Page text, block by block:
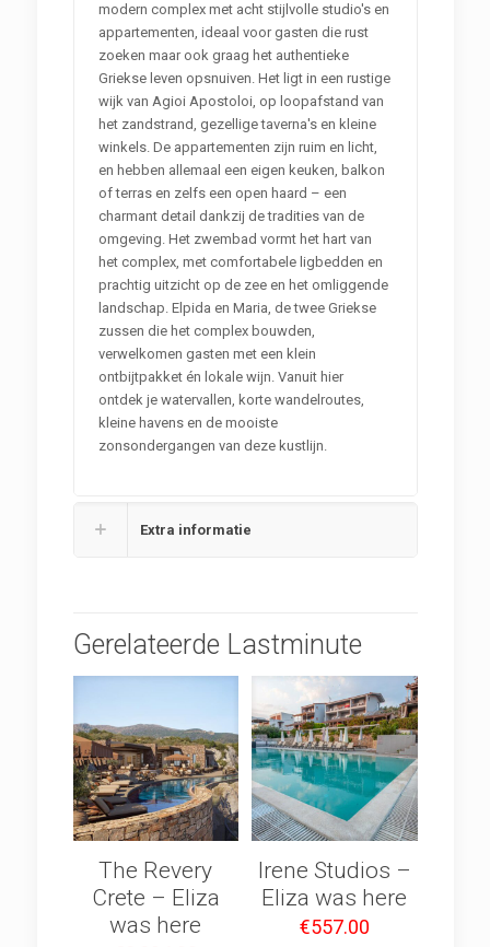
modern complex met acht stijlvolle studio's en
appartementen, ideaal voor gasten die rust
zoeken maar ook graag het authentieke
Griekse leven opsnuiven. Het ligt in een rustige
wijk van Agioi Apostoloi, op loopafstand van
het zandstrand, gezellige taverna's en kleine
winkels. De appartementen zijn ruim en licht,
en hebben allemaal een eigen keuken, balkon
of terras en zelfs een open haard – een
charmant detail dankzij de tradities van de
omgeving. Het zwembad vormt het hart van
het complex, met comfortabele ligbedden en
prachtig uitzicht op de zee en het omliggende
landschap. Elpida en Maria, de twee Griekse
zussen die het complex bouwden,
verwelkomen gasten met een klein
ontbijtpakket én lokale wijn. Vanuit hier
ontdek je watervallen, korte wandelroutes,
kleine havens en de mooiste
zonsondergangen van deze kustlijn.
Extra informatie
Gerelateerde Lastminute
The Revery
Crete – Eliza
was here
Irene Studios –
Eliza was here
€557.00